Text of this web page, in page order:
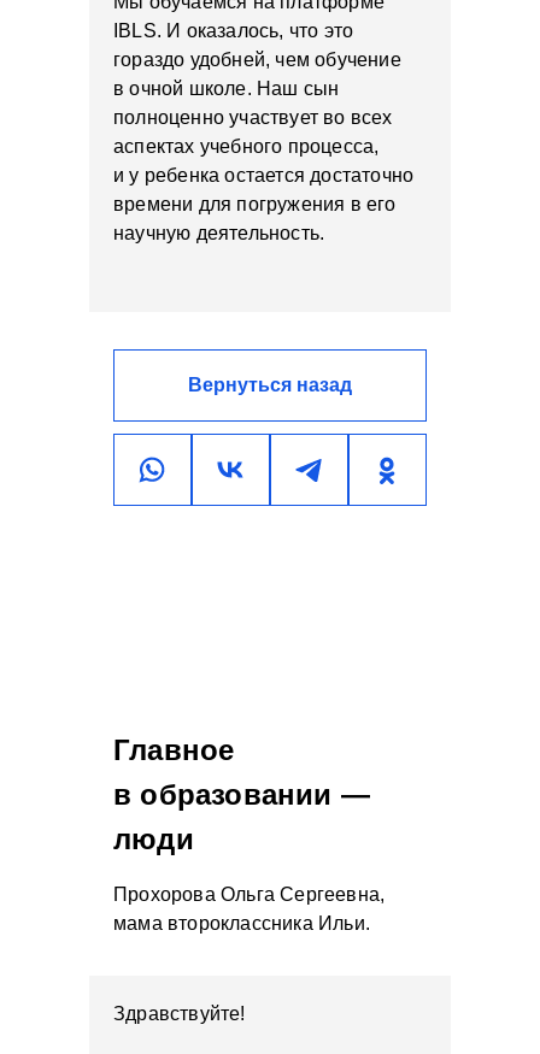
Вернуться назад
IBLS. И оказалось, что это
гораздо удобней, чем обучение
в очной школе. Наш сын
полноценно участвует во всех
аспектах учебного процесса,
и у ребенка остается достаточно
времени для погружения в его
научную деятельность.
Главное
в образовании —
люди
Прохорова Ольга Сергеевна,
мама второклассника Ильи.
Здравствуйте!